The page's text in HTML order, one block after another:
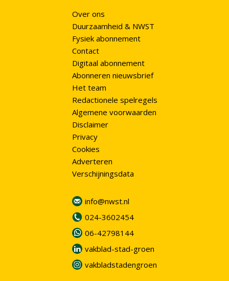
Over ons
Duurzaamheid & NWST
Fysiek abonnement
Contact
Digitaal abonnement
Abonneren nieuwsbrief
Het team
Redactionele spelregels
Algemene voorwaarden
Disclaimer
Privacy
Cookies
Adverteren
Verschijningsdata
info@nwst.nl
024-3602454
06-42798144
vakblad-stad-groen
vakbladstadengroen